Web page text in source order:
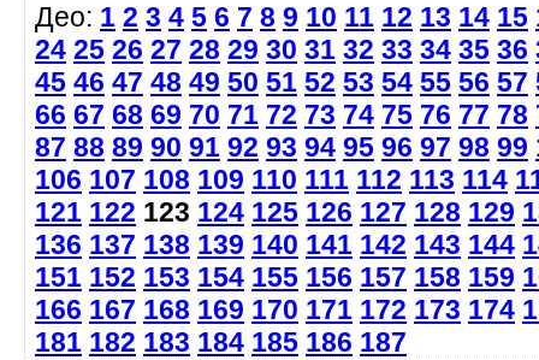
Део: 1 2 3 4 5 6 7 8 9 10 11 12 13 14 15
24 25 26 27 28 29 30 31 32 33 34 35 36
45 46 47 48 49 50 51 52 53 54 55 56 57
66 67 68 69 70 71 72 73 74 75 76 77 78
87 88 89 90 91 92 93 94 95 96 97 98 99
106 107 108 109 110 111 112 113 114
121 122 123 124 125 126 127 128 129
136 137 138 139 140 141 142 143 144
151 152 153 154 155 156 157 158 159
166 167 168 169 170 171 172 173 174
181 182 183 184 185 186 187